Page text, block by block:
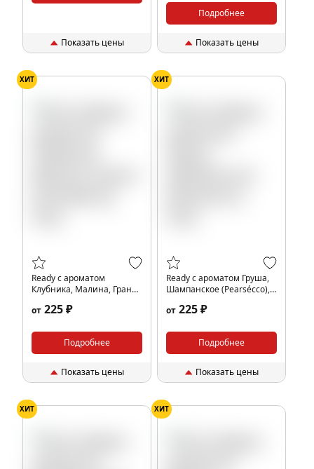
Показать цены
Подробнее
Показать цены
ХИТ
Ready с ароматом
Клубника, Малина, Гранат
от 225 ₽
Подробнее
Показать цены
ХИТ
Ready с ароматом Груша,
Шампанское (Pearsécco),
от 225 ₽
Подробнее
Показать цены
ХИТ ХИТ